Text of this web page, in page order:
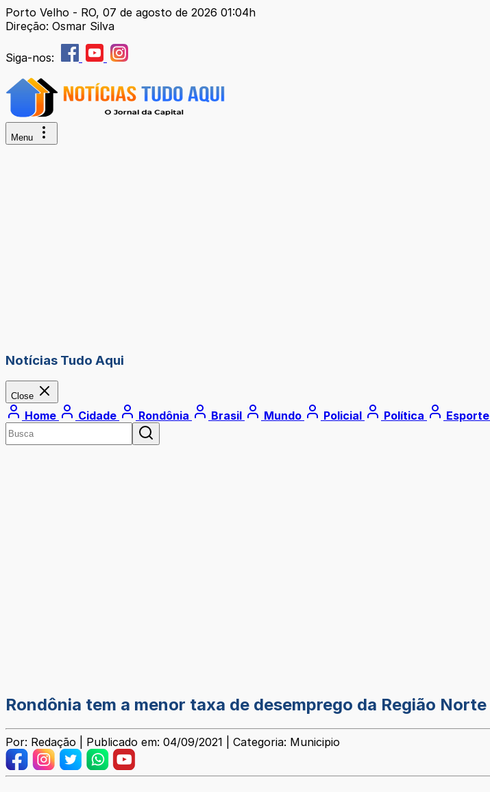
Porto Velho - RO, 07 de agosto de 2026 01:04h
Direção: Osmar Silva
Siga-nos:
Menu
Notícias Tudo Aqui
Close
Home Cidade Rondônia Brasil Mundo Policial Política Esporte
Rondônia tem a menor taxa de desemprego da Região Norte
Por: Redação | Publicado em: 04/09/2021 | Categoria: Municipio